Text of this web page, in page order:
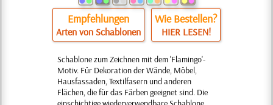
Empfehlungen
Arten von Schablonen
Wie Bestellen?
HIER LESEN!
Schablone zum Zeichnen mit dem 'Flamingo'-
Motiv. Für Dekoration der Wände, Möbel,
Hausfassaden, Textilfasern und anderen
Flächen, die für das Färben geeignet sind. Die